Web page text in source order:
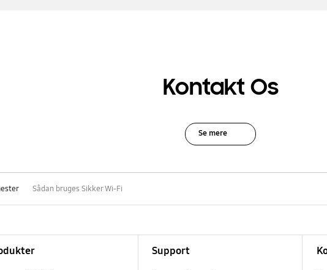
Kontakt Os
Se mere
Sådan bruges Sikker Wi-Fi
Support